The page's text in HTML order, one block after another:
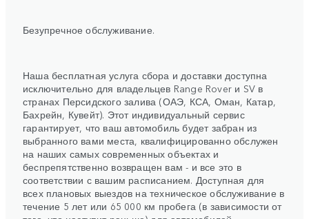
Безупречное обслуживание.
Наша бесплатная услуга сбора и доставки доступна
исключительно для владельцев Range Rover и SV в
странах Персидского залива (ОАЭ, КСА, Оман, Катар,
Бахрейн, Кувейт). Этот индивидуальный сервис
гарантирует, что ваш автомобиль будет забран из
выбранного вами места, квалифицированно обслужен
на наших самых современных объектах и
беспрепятственно возвращен вам - и все это в
соответствии с вашим расписанием. Доступная для
всех плановых выездов на техническое обслуживание в
течение 5 лет или 65 000 км пробега (в зависимости от